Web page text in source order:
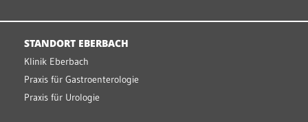
STANDORT EBERBACH
Klinik Eberbach
Praxis für Gastroenterologie
Praxis für Urologie